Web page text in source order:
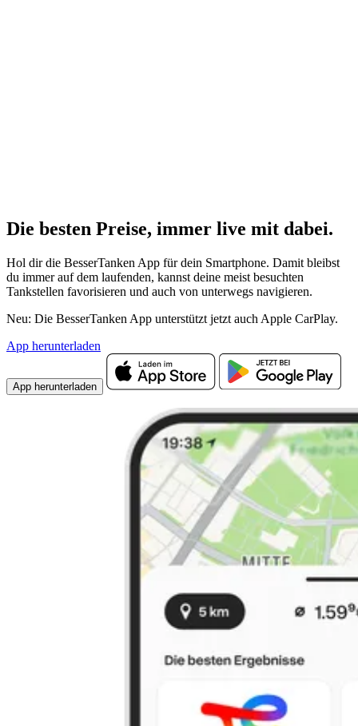
Die besten Preise, immer live mit dabei.
Hol dir die BesserTanken App für dein Smartphone. Damit bleibst
du immer auf dem laufenden, kannst deine meist besuchten
Tankstellen favorisieren und auch von unterwegs navigieren.
Neu: Die BesserTanken App unterstützt jetzt auch Apple CarPlay.
App herunterladen
App herunterladen